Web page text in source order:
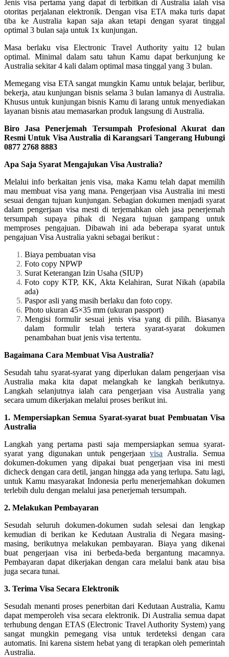
Jenis visa pertama yang dapat di terbitkan di Australia ialah visa
otoritas perjalanan elektronik. Dengan visa ETA maka turis dapat
tiba ke Australia kapan saja akan tetapi dengan syarat tinggal
optimal 3 bulan saja untuk 1x kunjungan.
Masa berlaku visa Electronic Travel Authority yaitu 12 bulan
optimal. Minimal dalam satu tahun Kamu dapat berkunjung ke
Australia sekitar 4 kali dalam optimal masa tinggal yang 3 bulan.
Memegang visa ETA sangat mungkin Kamu untuk belajar, berlibur,
bekerja, atau kunjungan bisnis selama 3 bulan lamanya di Australia.
Khusus untuk kunjungan bisnis Kamu di larang untuk menyediakan
layanan bisnis atau memasarkan produk langsung di Australia.
Biro Jasa Penerjemah Tersumpah Profesional Akurat dan
Resmi Untuk Visa Australia di Karangsari Tangerang Hubungi
0877 2768 8883
Apa Saja Syarat Mengajukan Visa Australia?
Melalui info berkaitan jenis visa, maka Kamu telah dapat memilih
mau membuat visa yang mana. Pengerjaan visa Australia ini mesti
sesuai dengan tujuan kunjungan. Sebagian dokumen menjadi syarat
dalam pengerjaan visa mesti di terjemahkan oleh jasa penerjemah
tersumpah supaya pihak di Negara tujuan gampang untuk
memproses pengajuan. Dibawah ini ada beberapa syarat untuk
pengajuan Visa Australia yakni sebagai berikut :
Biaya pembuatan visa
Foto copy NPWP
Surat Keterangan Izin Usaha (SIUP)
Foto copy KTP, KK, Akta Kelahiran, Surat Nikah (apabila
ada)
Paspor asli yang masih berlaku dan foto copy.
Photo ukuran 45×35 mm (ukuran passport)
Mengisi formulir sesuai jenis visa yang di pilih. Biasanya
dalam formulir telah tertera syarat-syarat dokumen
penambahan buat jenis visa tertentu.
Bagaimana Cara Membuat Visa Australia?
Sesudah tahu syarat-syarat yang diperlukan dalam pengerjaan visa
Australia maka kita dapat melangkah ke langkah berikutnya.
Langkah selanjutnya ialah cara pengerjaan visa Australia yang
secara umum dikerjakan melalui proses berikut ini.
1. Mempersiapkan Semua Syarat-syarat buat Pembuatan Visa
Australia
Langkah yang pertama pasti saja mempersiapkan semua syarat-
syarat yang digunakan untuk pengerjaanvisa Australia. Semua
dokumen-dokumen yang dipakai buat pengerjaan visa ini mesti
dicheck dengan cara detil, jangan hingga ada yang terlupa. Satu lagi,
untuk Kamu masyarakat Indonesia perlu menerjemahkan dokumen
terlebih dulu dengan melalui jasa penerjemah tersumpah.
2. Melakukan Pembayaran
Sesudah seluruh dokumen-dokumen sudah selesai dan lengkap
kemudian di berikan ke Kedutaan Australia di Negara masing-
masing, berikutnya melakukan pembayaran. Biaya yang dikenai
buat pengerjaan visa ini berbeda-beda bergantung macamnya.
Pembayaran dapat dikerjakan dengan cara melalui bank atau bisa
juga secara tunai.
3. Terima Visa Secara Elektronik
Sesudah menanti proses penerbitan dari Kedutaan Australia, Kamu
dapat memperoleh visa secara elektronik. Di Australia semua dapat
terhubung dengan ETAS (Electronic Travel Authority System) yang
sangat mungkin pemegang visa untuk terdeteksi dengan cara
automatis. Ini karena sistem hebat yang di terapkan oleh pemerintah
Australia.